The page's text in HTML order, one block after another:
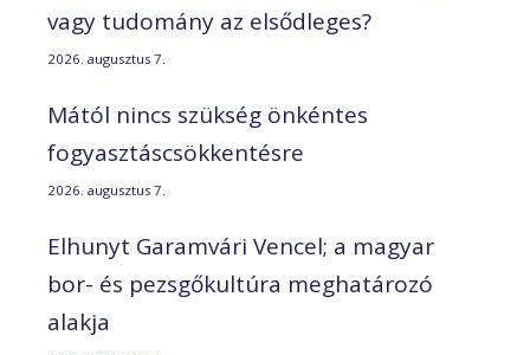
vagy tudomány az elsődleges?
2026. augusztus 7.
Mától nincs szükség önkéntes
fogyasztáscsökkentésre
2026. augusztus 7.
Elhunyt Garamvári Vencel; a magyar
bor- és pezsgőkultúra meghatározó
alakja